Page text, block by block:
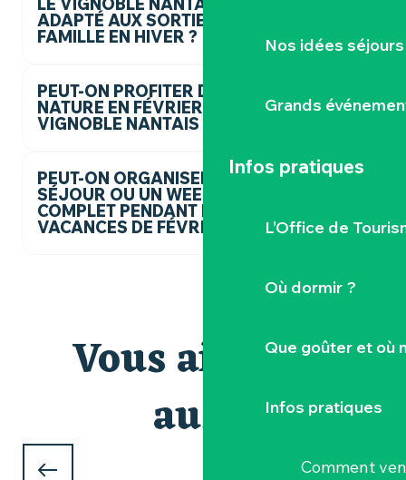
Nos idées séjours
Grands
Infos pratiques
L’Office de
Où dormir ?
Que goûter et où
Infos pratiques
Comment
LE VIGNOBLE NANTAIS EST-IL
ADAPTÉ AUX SORTIES EN
FAMILLE EN HIVER ?
PEUT-ON PROFITER DE LA
NATURE EN FÉVRIER DANS LE
VIGNOBLE NANTAIS ?
PEUT-ON ORGANISER UN
SÉJOUR OU UN WEEK-END
COMPLET PENDANT LES
VACANCES DE FÉVRIER ?
Vous aimerez
aussi
Nos incontournables
Nature, loisirs et patrimoine au fil de la Maine